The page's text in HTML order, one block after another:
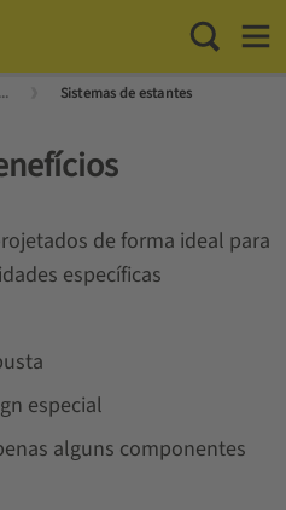
Toggle
... Sistemas de estantes
de forma ideal para
específicas
especial
alguns componentes